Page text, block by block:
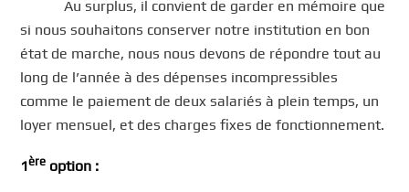
Au surplus, il convient de garder en mémoire que
si nous souhaitons conserver notre institution en bon
état de marche, nous nous devons de répondre tout au
long de l’année à des dépenses incompressibles
comme le paiement de deux salariés à plein temps, un
loyer mensuel, et des charges fixes de fonctionnement.
1ère option :